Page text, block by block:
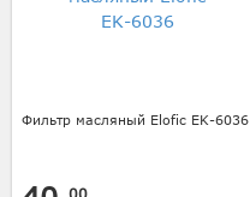
Фильтр масляный Elofic EK-6036
00